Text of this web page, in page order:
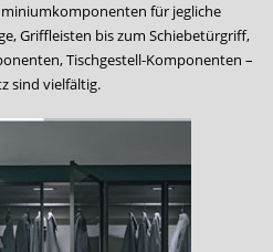
für jegliche
Griffleisten bis zum Schiebetürgriff,
Tischgestell-Komponenten –
sind vielfältig.